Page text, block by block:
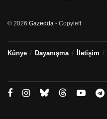
© 2026 Gazedda - Copyleft
Künye Dayanışma İletişim